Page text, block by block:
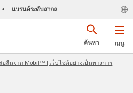
• แบรนด์ระดับสากล
เมนู
ค้นหา
นจาก Mobil™ | เว็บไซต์อย่างเป็นทางการ